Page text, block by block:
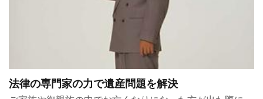
法律の専門家の力で遺産問題を解決